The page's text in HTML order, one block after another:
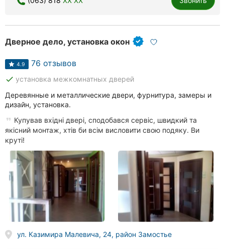
Дверное дело, установка окон
4.9 76 отзывов
done установка межкомнатных дверей
Деревянные и металлические двери, фурнитура, замеры и
дизайн, установка.
Купував вхідні двері, сподобався сервіс, швидкий та
якісний монтаж, хтів би всім висловити свою подяку. Ви
круті!
ул. Казимира Малевича, 24, район Замостье